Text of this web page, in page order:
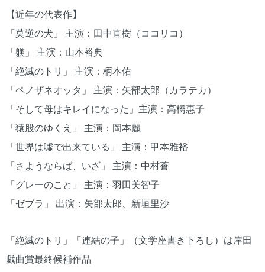
【近年の代表作】
「莫逆の犬」 主演：田中直樹（ココリコ）
「躾」 主演：山本裕典
「絶滅のトリ」 主演：柄本佑
「ペノザネオッタ」 主演：矢部太郎（カラテカ）
「そして母はキレイになった」主演：高橋惠子
「猿股のゆくえ」 主演：岡本麗
「世界は噓で出来ている」 主演：甲本雅裕
「さようならば、いざ」 主演：中村蒼
「グレーのこと」 主演：羽田美智子
「ゼブラ」 出演：矢部太郎、新垣里沙
「絶滅のトリ」「連結の子」（文学座書き下ろし）は岸田
戯曲賞最終候補作品